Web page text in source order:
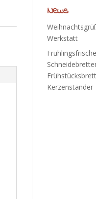
News
Werkstatt
Kerzenständer